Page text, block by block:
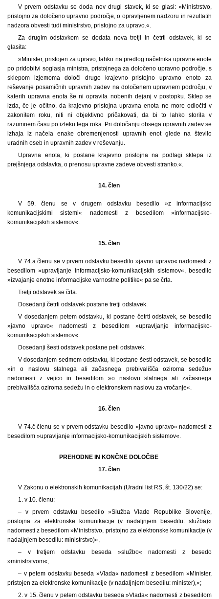
V prvem odstavku se doda nov drugi stavek, ki se glasi: »Ministrstvo,
pristojno za določeno upravno področje, o opravljenem nadzoru in rezultatih
nadzora obvesti tudi ministrstvo, pristojno za upravo.«.
Za drugim odstavkom se dodata nova tretji in četrti odstavek, ki se
glasita:
»Minister, pristojen za upravo, lahko na predlog načelnika upravne enote
po pridobitvi soglasja ministra, pristojnega za določeno upravno področje, s
sklepom izjemoma določi drugo krajevno pristojno upravno enoto za
reševanje posamičnih upravnih zadev na določenem upravnem področju, v
katerih upravna enota še ni opravila nobenih dejanj v postopku. Sklep se
izda, če je očitno, da krajevno pristojna upravna enota ne more odločiti v
zakonitem roku, niti ni objektivno pričakovati, da bi to lahko storila v
razumnem času po izteku tega roka. Pri določanju obsega upravnih zadev se
izhaja iz načela enake obremenjenosti upravnih enot glede na število
uradnih oseb in upravnih zadev v reševanju.
Upravna enota, ki postane krajevno pristojna na podlagi sklepa iz
prejšnjega odstavka, o prenosu upravne zadeve obvesti stranko.«.
14. člen
V 59. členu se v drugem odstavku besedilo »z informacijsko
komunikacijskimi sistemi« nadomesti z besedilom »informacijsko-
komunikacijskih sistemov«.
15. člen
V 74.a členu se v prvem odstavku besedilo »javno upravo« nadomesti z
besedilom »upravljanje informacijsko-komunikacijskih sistemov«, besedilo
»izvajanje enotne informacijske varnostne politike« pa se črta.
Tretji odstavek se črta.
Dosedanji četrti odstavek postane tretji odstavek.
V dosedanjem petem odstavku, ki postane četrti odstavek, se besedilo
»javno upravo« nadomesti z besedilom »upravljanje informacijsko-
komunikacijskih sistemov«.
Dosedanji šesti odstavek postane peti odstavek.
V dosedanjem sedmem odstavku, ki postane šesti odstavek, se besedilo
»in o naslovu stalnega ali začasnega prebivališča oziroma sedežu«
nadomesti z vejico in besedilom »o naslovu stalnega ali začasnega
prebivališča oziroma sedežu in o elektronskem naslovu za vročanje«.
16. člen
V 74.č členu se v prvem odstavku besedilo »javno upravo« nadomesti z
besedilom »upravljanje informacijsko-komunikacijskih sistemov«.
PREHODNE IN KONČNE DOLOČBE
17. člen
V Zakonu o elektronskih komunikacijah (Uradni list RS, št. 130/22) se:
1. v 10. členu:
– v prvem odstavku besedilo »Služba Vlade Republike Slovenije,
pristojna za elektronske komunikacije (v nadaljnjem besedilu: služba)«
nadomesti z besedilom »Ministrstvo, pristojno za elektronske komunikacije (v
nadaljnjem besedilu: ministrstvo)«,
– v tretjem odstavku beseda »službo« nadomesti z besedo
»ministrstvom«,
– v petem odstavku beseda »Vlada« nadomesti z besedilom »Minister,
pristojen za elektronske komunikacije (v nadaljnjem besedilu: minister),«;
2. v 15. členu v petem odstavku beseda »Vlada« nadomesti z besedilom